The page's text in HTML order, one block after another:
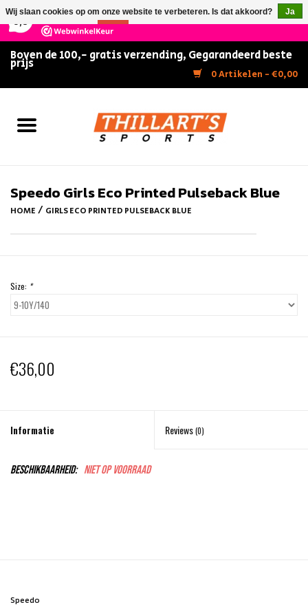
147 Reviews ×
Boven de 100,- gratis verzending, Gegarandeerd beste
prijs
0 Artikelen - €0,00
Home
FITNESS & ULTIMATE SHAPE
Rolschaatsen
Speedo Girls Eco Printed Pulseback Blue
HOME / GIRLS ECO PRINTED PULSEBACK BLUE
Size: *
€36,00
Informatie Reviews(0)
Beschikbaarheid: Niet op voorraad
Speedo
Wij slaan cookies op om onze website te verbeteren. Is dat akkoord?
Ja
Nee